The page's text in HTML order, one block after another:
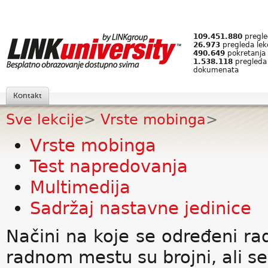
109.451.880
26.973 pregleda
490.649 pokretanja
1.538.118
dokumenata
Kontakt
Sve lekcije> Vrste mobinga>
Vrste mobinga
Test napredovanja
Multimedija
Sadržaj nastavne jedinice
Načini na koje se određeni
radnom mestu su brojni, ali